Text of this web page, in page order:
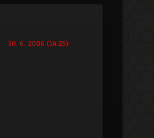
30. 6. 2006 (14:25)